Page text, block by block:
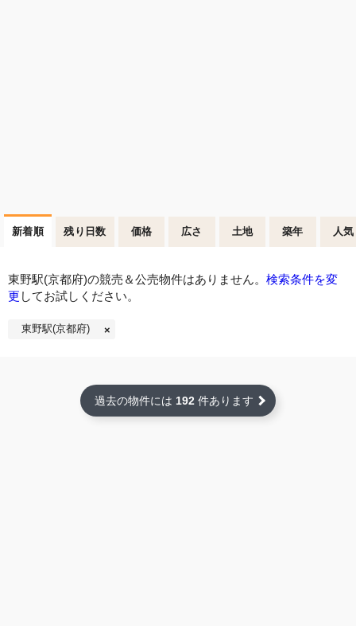
新着順 残り日数 価格 広さ 土地 築年 人気
東野駅(京都府)の競売＆公売物件はありません。 検索条件を変
更 してお試しください。
東野駅(京都府)
過去の物件には 192 件あります